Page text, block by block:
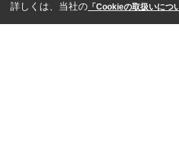
詳しくは、当社の 「Cookieの取扱いにつ